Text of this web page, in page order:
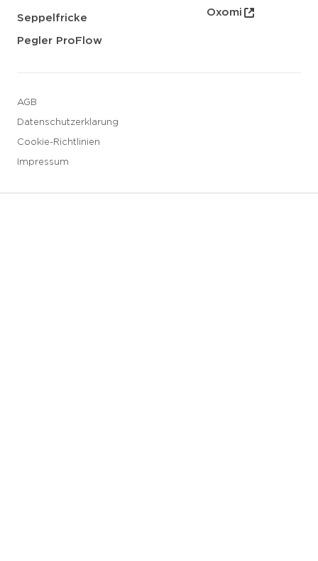
Seppelfricke
Pegler ProFlow
Oxomi
AGB
Datenschutzerklarung
Cookie-Richtlinien
Impressum